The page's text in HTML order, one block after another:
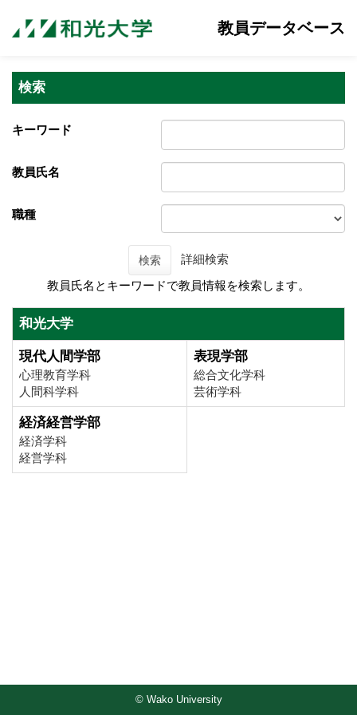
教員データベース
検索
キーワード
教員氏名
職種
検索
詳細検索
教員氏名とキーワードで教員情報を検索します。
和光大学
現代人間学部
心理教育学科
人間科学科
表現学部
総合文化学科
芸術学科
経済経営学部
経済学科
経営学科
© Wako University